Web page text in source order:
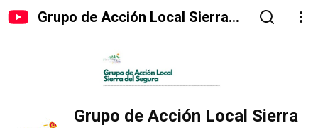
Grupo de Acción Local Sierra
Grupo de Acción Local Sierra